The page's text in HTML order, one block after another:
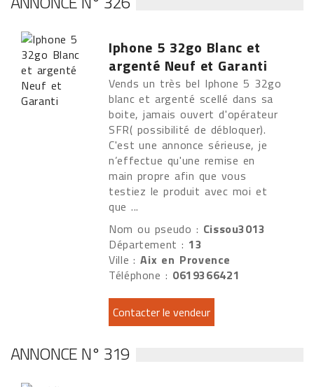
Iphone 5 32go Blanc et
argenté Neuf et Garanti
Vends un très bel Iphone 5 32go
blanc et argenté scellé dans sa
boite, jamais ouvert d'opérateur
SFR( possibilité de débloquer).
C'est une annonce sérieuse, je
n’effectue qu'une remise en
main propre afin que vous
testiez le produit avec moi et
que ...
Nom ou pseudo : Cissou3013
Département : 13
Ville :Aix en Provence
Téléphone : 0619366421
ANNONCE N° 319